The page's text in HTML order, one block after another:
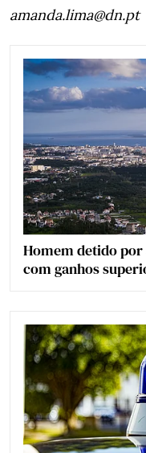
amanda.lima@dn.pt
Homem detido
com ganhos